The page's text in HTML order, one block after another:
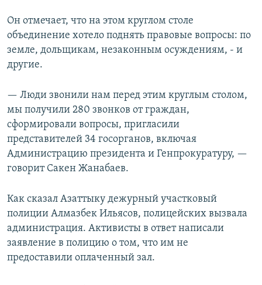
Он отмечает, что на этом круглом столе
объединение хотело поднять правовые вопросы: по
земле, дольщикам, незаконным осуждениям, - и
другие.
— Люди звонили нам перед этим круглым столом,
мы получили 280 звонков от граждан,
сформировали вопросы, пригласили
представителей 34 госорганов, включая
Администрацию президента и Генпрокуратуру, —
говорит Сакен Жанабаев.
Как сказал Азаттыку дежурный участковый
полиции Алмазбек Ильясов, полицейских вызвала
администрация. Активисты в ответ написали
заявление в полицию о том, что им не
предоставили оплаченный зал.